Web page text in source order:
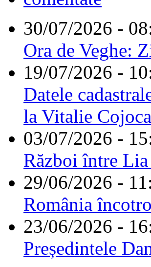
30/07/2026 -
Ora de Veghe:
19/07/2026 -
Datele
la Vitalie
03/07/2026 -
Război între
29/06/2026 -
România
23/06/2026 -
Președintele